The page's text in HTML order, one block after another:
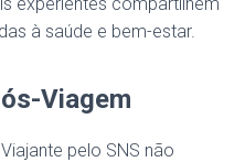
à saúde e bem-estar.
Viagem
pelo SNS não